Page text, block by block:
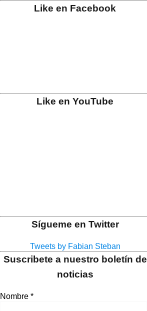
Like en Facebook
Like en YouTube
Sígueme en Twitter
Tweets by Fabian Steban
Suscribete a nuestro boletín de
noticias
Nombre *